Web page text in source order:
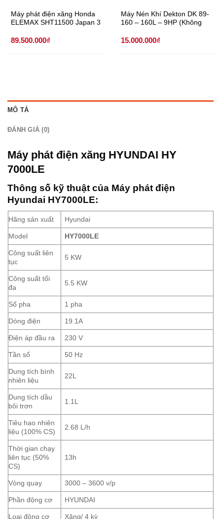
Máy phát điện xăng Honda
ELEMAX SHT11500 Japan 3
89.500.000₫
Máy Nén Khí Dekton DK 89-
160 – 160L – 9HP (Không
15.000.000₫
MÔ TẢ
ĐÁNH GIÁ (0)
Máy phát điện xăng HYUNDAI HY
7000LE
Thông số kỹ thuật của Máy phát điện
Hyundai HY7000LE:
Hãng sản xuất Hyundai
Model HY7000LE
Công suất liên
tục
5 KW
Công suất tối
đa
5.5 KW
Số pha 1 pha
Dòng điện 19.1A
Điện áp đầu ra 230 V
Tần số 50 Hz
Dung tích bình
nhiên liệu
22L
Dung tích dầu
bôi trơn
1.1L
Tiêu hao nhiên
liệu (100% CS)
2.68 L/h
Thời gian chạy
liên tục (50%
CS)
13h
Vòng quay 3000 – 3600 v/p
Phần động cơ HYUNDAI
Loại động cơ Xăng/ 4 kỳ